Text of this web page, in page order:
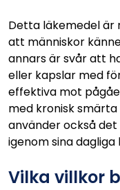
Detta läkemedel
att människor
annars är svår att
eller kapslar med
effektiva mot
med kronisk
använder också
igenom sina dagliga
Vilka villkor